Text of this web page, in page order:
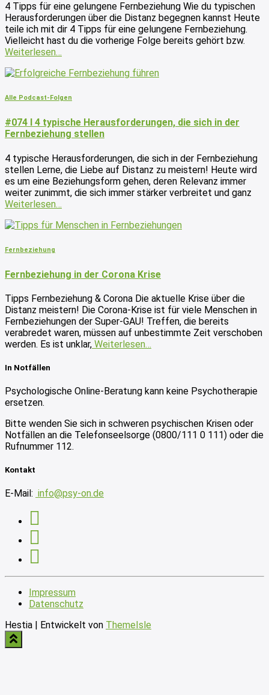
4 Tipps für eine gelungene Fernbeziehung Wie du typischen
Herausforderungen über die Distanz begegnen kannst Heute
teile ich mit dir 4 Tipps für eine gelungene Fernbeziehung.
Vielleicht hast du die vorherige Folge bereits gehört bzw.
Weiterlesen…
Alle Podcast-Folgen
#074 I 4 typische Herausforderungen, die sich in der
Fernbeziehung stellen
4 typische Herausforderungen, die sich in der Fernbeziehung
stellen Lerne, die Liebe auf Distanz zu meistern! Heute wird
es um eine Beziehungsform gehen, deren Relevanz immer
weiter zunimmt, die sich immer stärker verbreitet und ganz
Weiterlesen…
Fernbeziehung
Fernbeziehung in der Corona Krise
Tipps Fernbeziehung & Corona Die aktuelle Krise über die
Distanz meistern! Die Corona-Krise ist für viele Menschen in
Fernbeziehungen der Super-GAU! Treffen, die bereits
verabredet waren, müssen auf unbestimmte Zeit verschoben
werden. Es ist unklar, Weiterlesen…
In Notfällen
Psychologische Online-Beratung kann keine Psychotherapie
ersetzen.
Bitte wenden Sie sich in schweren psychischen Krisen oder
Notfällen an die Telefonseelsorge (0800/111 0 111) oder die
Rufnummer 112.
Kontakt
E-Mail: info@psy-on.de
Impressum
Datenschutz
Hestia | Entwickelt von ThemeIsle